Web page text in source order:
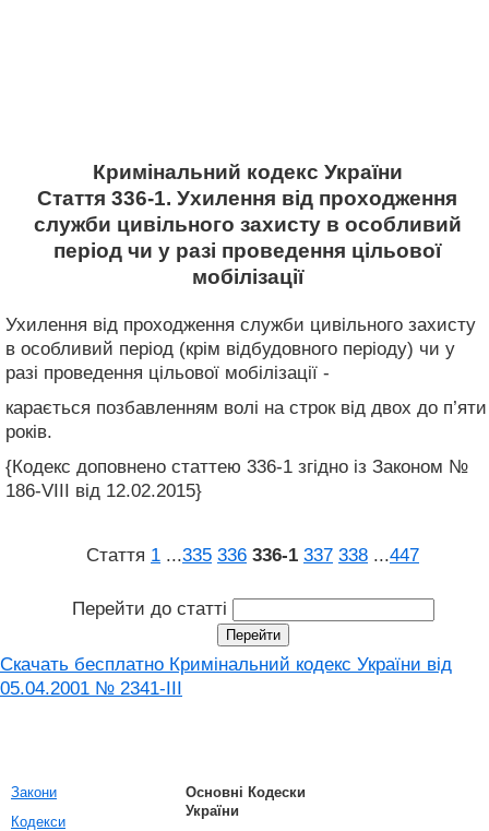
Кримінальний кодекс України
Стаття 336-1. Ухилення від проходження
служби цивільного захисту в особливий
період чи у разі проведення цільової
мобілізації
Ухилення від проходження служби цивільного захисту
в особливий період (крім відбудовного періоду) чи у
разі проведення цільової мобілізації -
карається позбавленням волі на строк від двох до п’яти
років.
{Кодекс доповнено статтею 336-1 згідно із Законом №
186-VIII від 12.02.2015}
Стаття 1 ...335 336 336‑1 337 338 ...447
Перейти до статті
Скачать бесплатно Кримінальний кодекс України від
05.04.2001 № 2341-III
Закони
Кодекси
Основні Кодески
України